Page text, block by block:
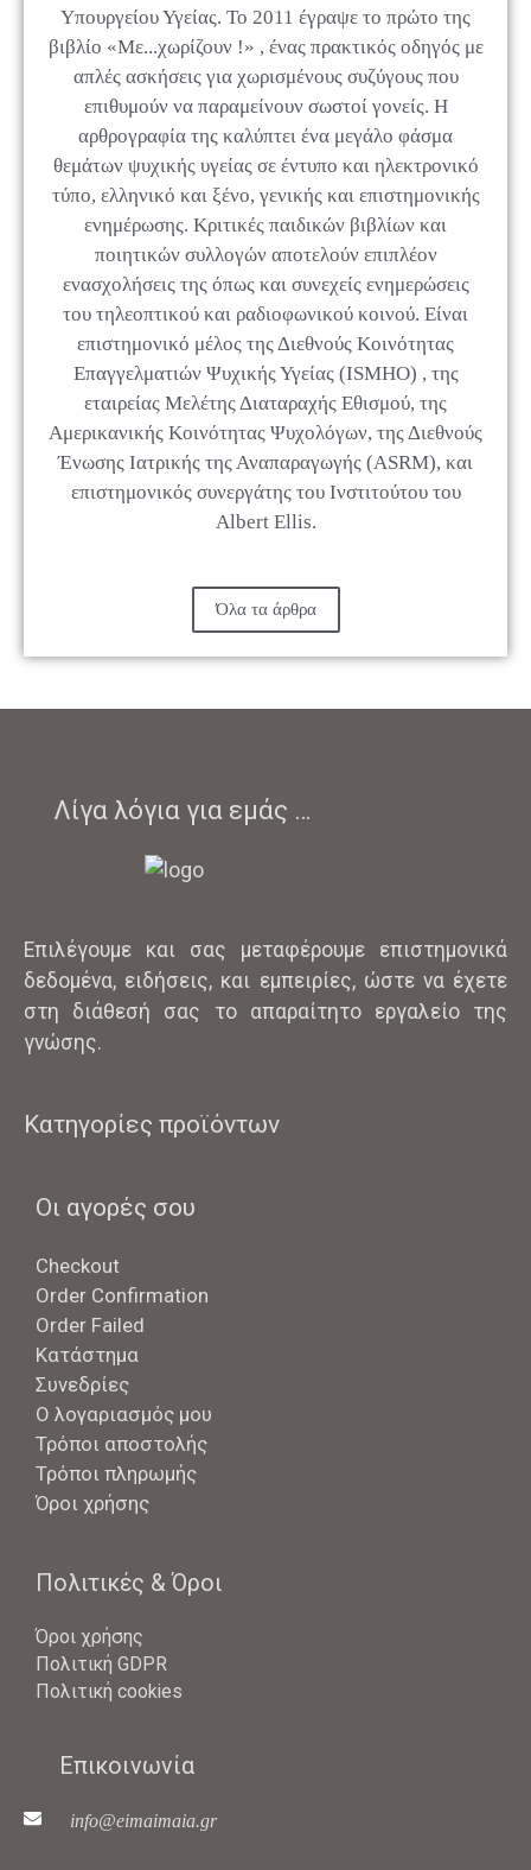
Υπουργείου Υγείας. Το 2011 έγραψε το πρώτο της
βιβλίο «Με...χωρίζουν !» , ένας πρακτικός οδηγός με
απλές ασκήσεις για χωρισμένους συζύγους που
επιθυμούν να παραμείνουν σωστοί γονείς. Η
αρθρογραφία της καλύπτει ένα μεγάλο φάσμα
θεμάτων ψυχικής υγείας σε έντυπο και ηλεκτρονικό
τύπο, ελληνικό και ξένο, γενικής και επιστημονικής
ενημέρωσης. Κριτικές παιδικών βιβλίων και
ποιητικών συλλογών αποτελούν επιπλέον
ενασχολήσεις της όπως και συνεχείς ενημερώσεις
του τηλεοπτικού και ραδιοφωνικού κοινού. Είναι
επιστημονικό μέλος της Διεθνούς Κοινότητας
Επαγγελματιών Ψυχικής Υγείας (ISMHO) , της
εταιρείας Μελέτης Διαταραχής Εθισμού, της
Αμερικανικής Κοινότητας Ψυχολόγων, της Διεθνούς
Ένωσης Ιατρικής της Αναπαραγωγής (ASRM), και
επιστημονικός συνεργάτης του Ινστιτούτου του
Albert Ellis.
Όλα τα άρθρα
Λίγα λόγια για εμάς …
Επιλέγουμε και σας μεταφέρουμε επιστημονικά
δεδομένα, ειδήσεις, και εμπειρίες, ώστε να έχετε
στη διάθεσή σας το απαραίτητο εργαλείο της
γνώσης.
Κατηγορίες προϊόντων
Οι αγορές σου
Checkout
Order Confirmation
Order Failed
Κατάστημα
Συνεδρίες
Ο λογαριασμός μου
Τρόποι αποστολής
Τρόποι πληρωμής
Όροι χρήσης
Πολιτικές & Όροι
Όροι χρήσης
Πολιτική GDPR
Πολιτική cookies
Επικοινωνία
info@eimaimaia.gr